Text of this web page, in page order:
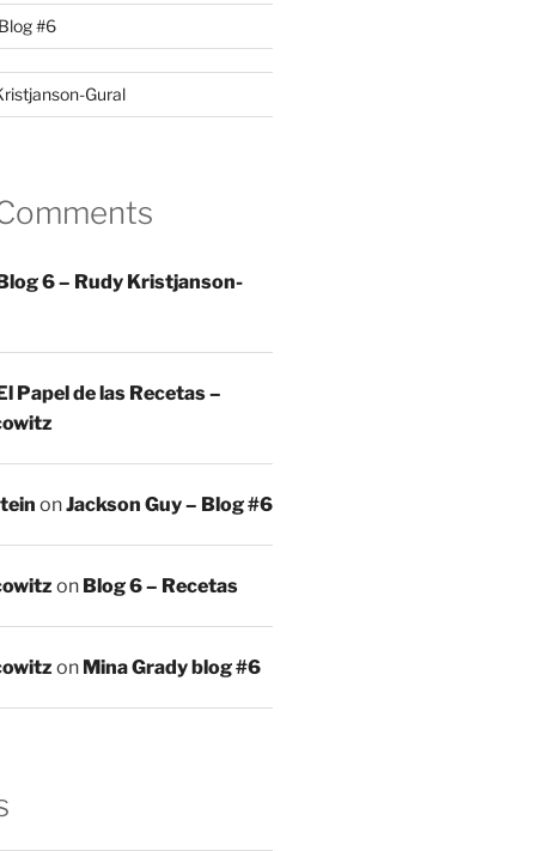
#6
Gural
6 – Rudy Kristjanson-
Papel de las Recetas –
onJackson Guy – Blog #6
on Blog 6 – Recetas
on Mina Grady blog #6